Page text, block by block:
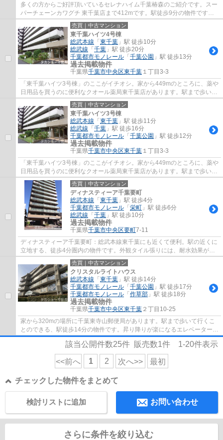
多くの方からご好評頂いているセレナハイム千葉椿森のご紹介です。スー
パーチェーンカワグチ 東千葉店まで412mです。駅徒歩9分の物件です。
ニーズの高いエレベーター付きの物件はこち...
売買｜中古マンション
東千葉ハイツ4号棟
総武本線 「 東千葉 」駅 徒歩10分
総武線 「 千葉 」駅 徒歩20分
千葉都市モノレール 「 千葉公園 」駅 徒歩13分
過去掲載物件
千葉県千葉市中央区東千葉 １丁目3-3
「東千葉ハイツ3号棟」のここがイチオシ。家から449mのところに、薬や
日用品を買うのに便利なクオール薬局東千葉店があります。駅まで歩いて
11分ほどの物件です。エレベーター2基付き...
売買｜中古マンション
東千葉ハイツ3号棟
総武本線 「 東千葉 」駅 徒歩11分
総武線 「 千葉 」駅 徒歩16分
千葉都市モノレール 「 千葉公園 」駅 徒歩12分
過去掲載物件
千葉県千葉市中央区東千葉 １丁目3-3
「東千葉ハイツ3号棟」のここがイチオシ。家から449mのところに、薬や
日用品を買うのに便利なクオール薬局東千葉店があります。駅まで歩いて
11分ほどの物件です。エレベーター2基付き...
売買｜中古マンション
ディナスティーア千葉要町
総武本線 「 東千葉 」駅 徒歩4分
千葉都市モノレール 「 栄町 」駅 徒歩6分
総武線 「 千葉 」駅 徒歩10分
過去掲載物件
千葉県千葉市中央区要町7-11
ディナスティーア千葉要町：総武本線東千葉にも近くて便利。駅の近くに
立地する、徒歩4分圏内の物件です。外観タイル張りには、耐水効果があ
るので、とても魅力的です。綺麗に整備され...
売買｜中古マンション
クリスタルライトハウス
総武本線 「 東千葉 」駅 徒歩14分
千葉都市モノレール 「 千葉公園 」駅 徒歩17分
千葉都市モノレール 「 作草部 」駅 徒歩18分
過去掲載物件
千葉県千葉市中央区東千葉 ２丁目10-25
家から320mの場所に千葉東寺山郵便局があります。駅まで歩いて行くこ
とのできる、駅徒歩14分の物件です。昇り降りが楽になるエレベーター付
きの物件です。中古ながらも綺麗な室内と魅...
該当公開件数25件 販売数1件 1-20件表示
<<前へ 1 2 次へ>> 最初
チェックした物件をまとめて
お問い合わせ
検討リストに追加
さらに条件を絞り込む